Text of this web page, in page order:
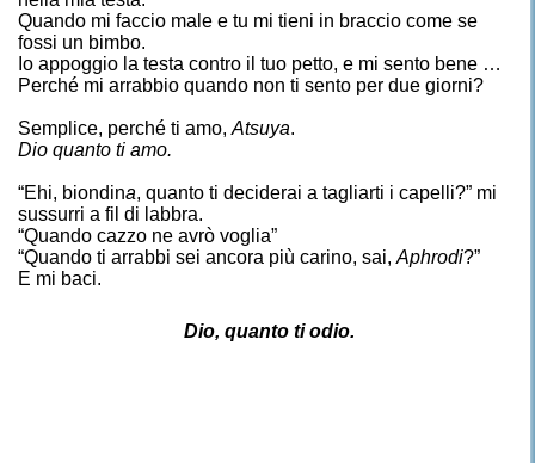
Quando mi faccio male e tu mi tieni in braccio come se
fossi un bimbo.
Io appoggio la testa contro il tuo petto, e mi sento bene …
Perché mi arrabbio quando non ti sento per due giorni?
Semplice, perché ti amo, Atsuya.
Dio quanto ti amo.
“Ehi, biondina, quanto ti deciderai a tagliarti i capelli?” mi
sussurri a fil di labbra.
“Quando cazzo ne avrò voglia”
“Quando ti arrabbi sei ancora più carino, sai, Aphrodi?”
E mi baci.
Dio, quanto ti odio.